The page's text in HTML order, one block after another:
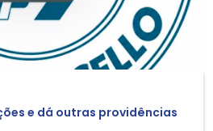
e dá outras providências